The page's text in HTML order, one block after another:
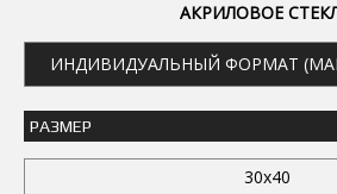
АКРИЛОВОЕ
ИНДИВИДУАЛЬНЫЙ ФОРМАТ
РАЗМЕР
30x40